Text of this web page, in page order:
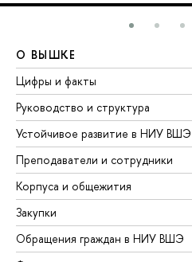
О ВЫШКЕ
Цифры и факты
Руководство и структура
Устойчивое развитие в НИУ ВШЭ
Преподаватели и сотрудники
Корпуса и общежития
Закупки
Обращения граждан в НИУ ВШЭ